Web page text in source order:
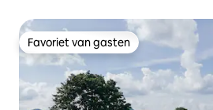
Favoriet van gasten
Favoriet van gasten